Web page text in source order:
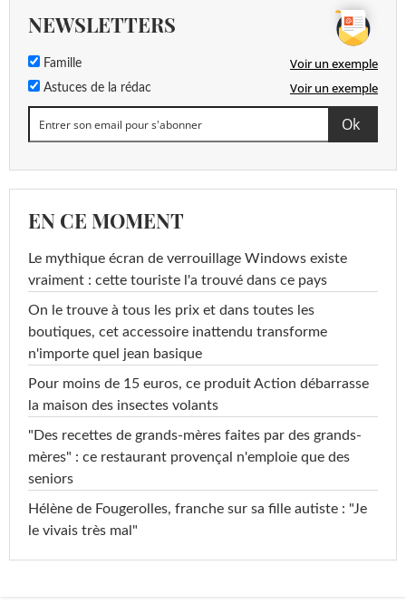
NEWSLETTERS
Famille Voir un exemple
Astuces de la rédac Voir un exemple
EN CE MOMENT
Le mythique écran de verrouillage Windows existe
vraiment : cette touriste l'a trouvé dans ce pays
On le trouve à tous les prix et dans toutes les
boutiques, cet accessoire inattendu transforme
n'importe quel jean basique
Pour moins de 15 euros, ce produit Action débarrasse
la maison des insectes volants
"Des recettes de grands-mères faites par des grands-
mères" : ce restaurant provençal n'emploie que des
seniors
Hélène de Fougerolles, franche sur sa fille autiste : "Je
le vivais très mal"